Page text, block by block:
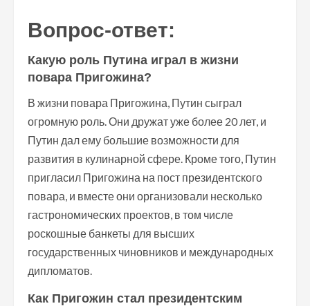
Вопрос-ответ:
Какую роль Путина играл в жизни
повара Пригожина?
В жизни повара Пригожина, Путин сыграл
огромную роль. Они дружат уже более 20 лет, и
Путин дал ему большие возможности для
развития в кулинарной сфере. Кроме того, Путин
пригласил Пригожина на пост президентского
повара, и вместе они организовали несколько
гастрономических проектов, в том числе
роскошные банкеты для высших
государственных чиновников и международных
дипломатов.
Как Пригожин стал президентским